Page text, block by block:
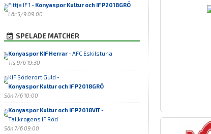
Fittja IF 1 - Konyaspor Kultur och IF P2018GRÖ
Lör 5/9 09:00
SPELADE MATCHER
Konyaspor KIF Herrar- AFC Eskilstuna
Tis 9/6 19:30
KIF Söderort Guld -
Konyaspor Kultur och IF P2018GRÖ
Sön 7/6 10:00
Konyaspor Kultur och IF P2018VIT-
Tallkrogens IF Röd
Sön 7/6 09:00